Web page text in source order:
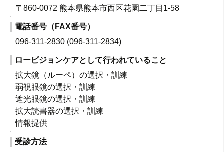
〒860-0072 熊本県熊本市西区花園二丁目1-58
電話番号（FAX番号）
096-311-2830 (096-311-2834)
ロービジョンケアとして行われていること
拡大鏡（ルーペ）の選択・訓練
弱視眼鏡の選択・訓練
遮光眼鏡の選択・訓練
拡大読書器の選択・訓練
情報提供
受診方法